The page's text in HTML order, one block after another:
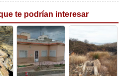
te podrían interesar